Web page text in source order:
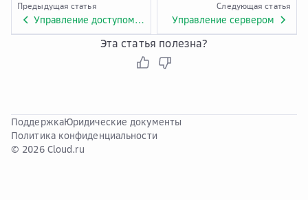
Предыдущая статья
Управление доступом в Bare Metal
Следующая статья
Управление сервером
Эта статья полезна?
ПоддержкаЮридические документы
Политика конфиденциальности
© 2026 Cloud.ru